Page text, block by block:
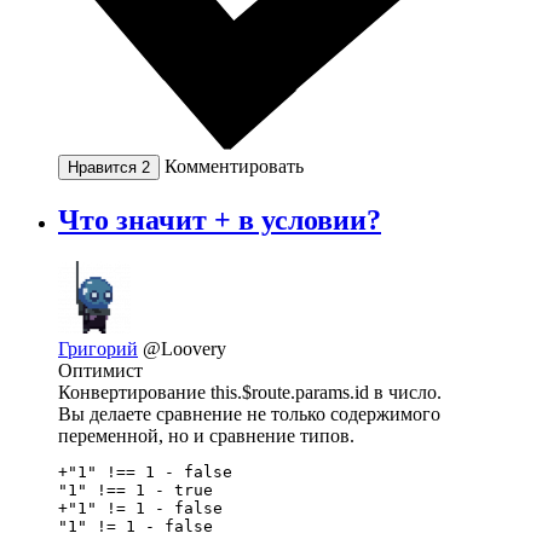
Нравится 2 Комментировать
Что значит + в условии?
Григорий @Loovery
Оптимист
Конвертирование this.$route.params.id в число.
Вы делаете сравнение не только содержимого
переменной, но и сравнение типов.
+"1" !== 1 - false
"1" !== 1 - true
+"1" != 1 - false
"1" != 1 - false